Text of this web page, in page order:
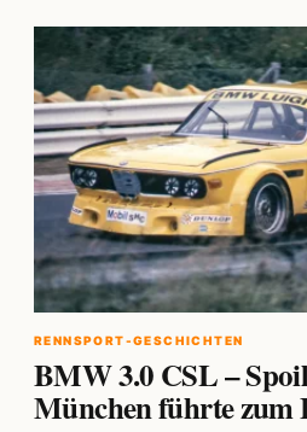
RENNSPORT-GESCHICHTEN
BMW 3.0 CSL –
München führte zum